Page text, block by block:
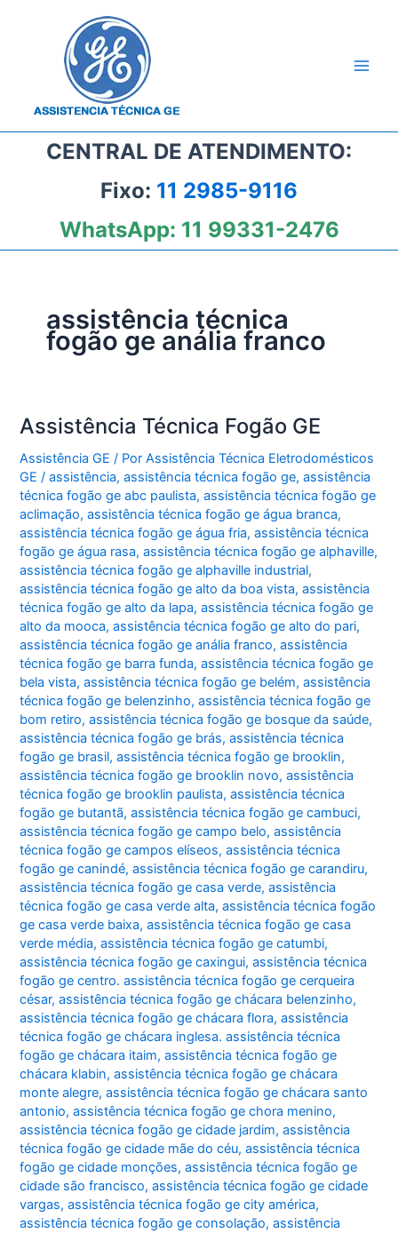
CENTRAL DE ATENDIMENTO:
Fixo: 11 2985-9116
WhatsApp: 11 99331-2476
assistência técnica
fogão ge anália franco
Assistência Técnica Fogão GE
Assistência GE / PorAssistência Técnica Eletrodomésticos
GE/assistência,assistência técnica fogão ge,assistência
técnica fogão ge abc paulista,assistência técnica fogão ge
aclimação,assistência técnica fogão ge água branca,
assistência técnica fogão ge água fria,assistência técnica
fogão ge água rasa,assistência técnica fogão ge alphaville,
assistência técnica fogão ge alphaville industrial,
assistência técnica fogão ge alto da boa vista,assistência
técnica fogão ge alto da lapa,assistência técnica fogão ge
alto da mooca,assistência técnica fogão ge alto do pari,
assistência técnica fogão ge anália franco,assistência
técnica fogão ge barra funda,assistência técnica fogão ge
bela vista,assistência técnica fogão ge belém,assistência
técnica fogão ge belenzinho,assistência técnica fogão ge
bom retiro,assistência técnica fogão ge bosque da saúde,
assistência técnica fogão ge brás,assistência técnica
fogão ge brasil,assistência técnica fogão ge brooklin,
assistência técnica fogão ge brooklin novo,assistência
técnica fogão ge brooklin paulista,assistência técnica
fogão ge butantã,assistência técnica fogão ge cambuci,
assistência técnica fogão ge campo belo,assistência
técnica fogão ge campos elíseos,assistência técnica
fogão ge canindé,assistência técnica fogão ge carandiru,
assistência técnica fogão ge casa verde,assistência
técnica fogão ge casa verde alta,assistência técnica fogão
ge casa verde baixa,assistência técnica fogão ge casa
verde média,assistência técnica fogão ge catumbi,
assistência técnica fogão ge caxingui,assistência técnica
fogão ge centro. assistência técnica fogão ge cerqueira
césar,assistência técnica fogão ge chácara belenzinho,
assistência técnica fogão ge chácara flora,assistência
técnica fogão ge chácara inglesa. assistência técnica
fogão ge chácara itaim,assistência técnica fogão ge
chácara klabin,assistência técnica fogão ge chácara
monte alegre,assistência técnica fogão ge chácara santo
antonio,assistência técnica fogão ge chora menino,
assistência técnica fogão ge cidade jardim,assistência
técnica fogão ge cidade mãe do céu,assistência técnica
fogão ge cidade monções,assistência técnica fogão ge
cidade são francisco,assistência técnica fogão ge cidade
vargas,assistência técnica fogão ge city américa,
assistência técnica fogão ge consolação,assistência